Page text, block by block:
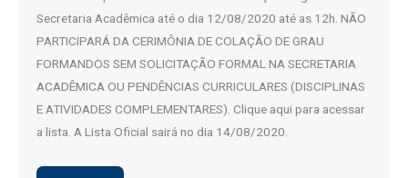
Secretaria Acadêmica até o dia 12/08/2020 até as 12h. NÃO
PARTICIPARÁ DA CERIMÔNIA DE COLAÇÃO DE GRAU
FORMANDOS SEM SOLICITAÇÃO FORMAL NA SECRETARIA
ACADÊMICA OU PENDÊNCIAS CURRICULARES (DISCIPLINAS
E ATIVIDADES COMPLEMENTARES). Clique aqui para acessar
a lista. A Lista Oficial sairá no dia 14/08/2020.